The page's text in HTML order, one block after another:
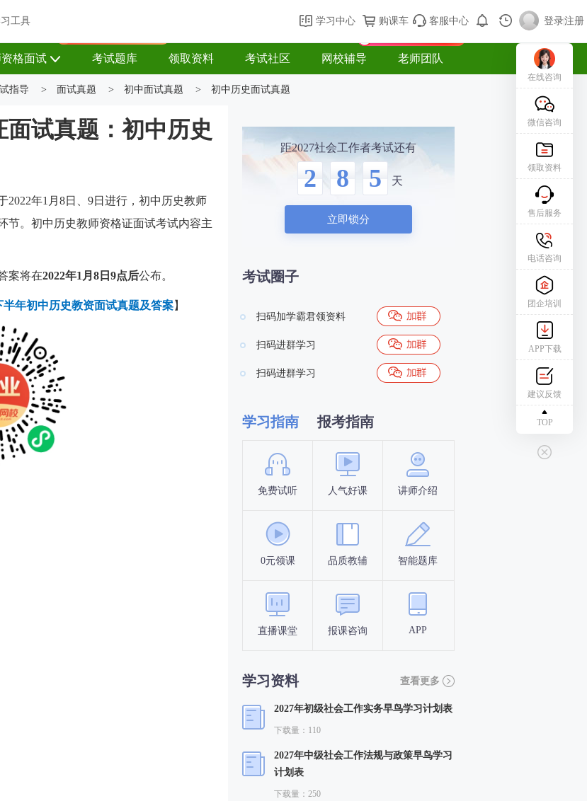
工具 学习中心 购课车 客服中心 登录|注册
帮助中心 购课车 登录/注册
格面试 考试题库 领取资料 考试社区 网校辅导 老师团队
指导 > 面试真题 > 初中面试真题 > 初中历史面试真题
面试真题：初中历史
2022年1月8日、9日进行，初中历史教师
节。初中历史教师资格证面试考试内容主
案将在2022年1月8日9点后公布。
年初中历史教资面试真题及答案】
距2027社会工作者考试还有
2 8 5 天
立即锁分
考试圈子
扫码加学霸君领资料
扫码进群学习
扫码进群学习
学习指南 报考指南
免费试听 人气好课 讲师介绍
0元领课 品质教辅 智能题库
直播课堂 报课咨询 APP
学习资料 查看更多
2027年初级社会工作实务早鸟学习计划表
下载量：110
2027年中级社会工作法规与政策早鸟学习
计划表
下载量：250
在线咨询
微信咨询
领取资料
售后服务
电话咨询
团企培训
APP下载
建议反馈
TOP